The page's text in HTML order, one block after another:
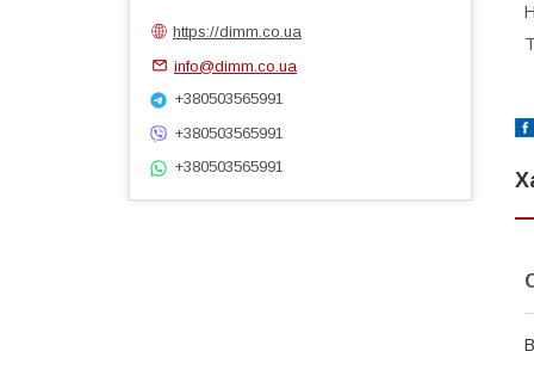
https://dimm.co.ua
info@dimm.co.ua
+380503565991
+380503565991
+380503565991